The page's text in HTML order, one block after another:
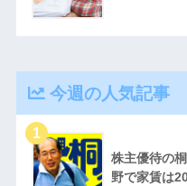
今週の人気記事
株主優待の
野で家賃は